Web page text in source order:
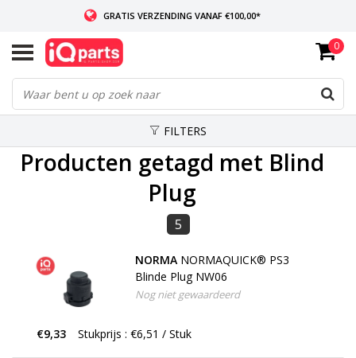
GRATIS VERZENDING VANAF €100,00*
INDIEN VOORRADIG: VOOR 14:00 BESTELD, ZELFDE DAG VERZONDEN
WERELDWIJDE LEVERING
0
FILTERS
Producten getagd met Blind
Plug
5
NORMA NORMAQUICK® PS3
Blinde Plug NW06
Nog niet gewaardeerd
€9,33 Stukprijs : €6,51 / Stuk